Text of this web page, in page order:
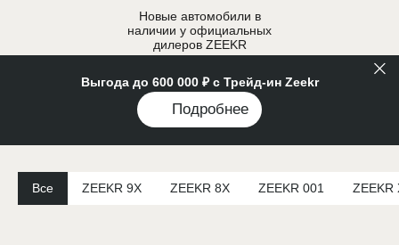
Новые автомобили в
наличии у официальных
дилеров ZEEKR
Выгода до 600 000 ₽ с Трейд-ин Zeekr
Подробнее
Все ZEEKR 9X ZEEKR 8X ZEEKR 001 ZEEKR